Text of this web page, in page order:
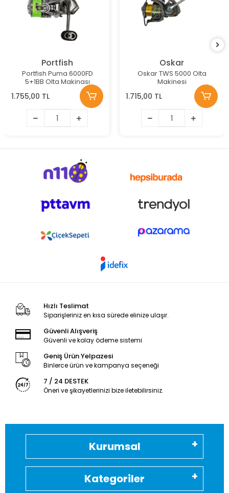
Portfish
Portfish Puma 6000FD
5+1BB Olta Makinası
1.755,00 TL
Oskar
Oskar TWS 5000 Olta
Makinesi
1.715,00 TL
Hızlı Teslimat
Siparişleriniz en kısa sürede elinize ulaşır.
Güvenli Alışveriş
Güvenli ve kolay ödeme sistemi
Geniş Ürün Yelpazesi
Binlerce ürün ve kampanya seçeneği
7 / 24 DESTEK
Öneri ve şikayetlerinizi bize iletebilirsiniz.
Kurumsal
Kategoriler